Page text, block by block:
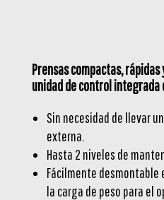
Prensas compactas,
unidad de control integrada
Sin necesidad de llevar
externa.
Hasta 2 niveles de
Fácilmente desmontable
la carga de peso para el